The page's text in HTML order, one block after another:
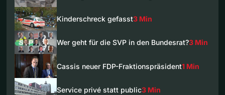
Kinderschreck gefasst3 Min
Wer geht für die SVP in den Bundesrat?3 Min
Cassis neuer FDP-Fraktionspräsident1 Min
Service privé statt public3 Min